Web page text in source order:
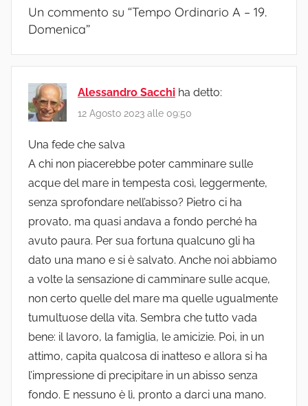
Un commento su “Tempo Ordinario A – 19.
Domenica”
Alessandro Sacchi ha detto:
12 Agosto 2023 alle 09:50
Una fede che salva
A chi non piacerebbe poter camminare sulle
acque del mare in tempesta così, leggermente,
senza sprofondare nell’abisso? Pietro ci ha
provato, ma quasi andava a fondo perché ha
avuto paura. Per sua fortuna qualcuno gli ha
dato una mano e si è salvato. Anche noi abbiamo
a volte la sensazione di camminare sulle acque,
non certo quelle del mare ma quelle ugualmente
tumultuose della vita. Sembra che tutto vada
bene: il lavoro, la famiglia, le amicizie. Poi, in un
attimo, capita qualcosa di inatteso e allora si ha
l’impressione di precipitare in un abisso senza
fondo. E nessuno è lì, pronto a darci una mano.